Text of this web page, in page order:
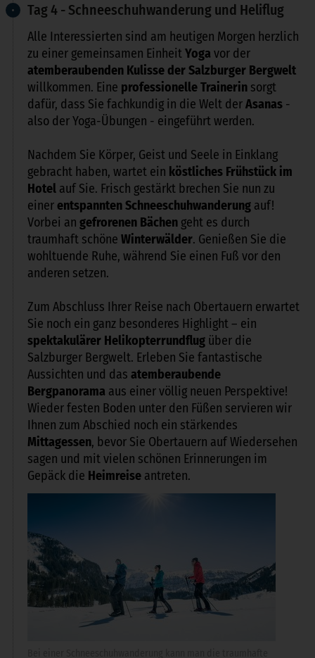
Tag 4 - Schneeschuhwanderung und Heliflug
Alle Interessierten sind am heutigen Morgen herzlich
zu einer gemeinsamen EinheitYoga vor der
atemberaubenden Kulisse der Salzburger Bergwelt
willkommen. Eine professionelle Trainerin sorgt
dafür, dass Sie fachkundig in die Welt derAsanas -
also der Yoga-Übungen - eingeführt werden.
Nachdem Sie Körper, Geist und Seele in Einklang
gebracht haben, wartet ein köstliches Frühstück im
Hotel auf Sie. Frisch gestärkt brechen Sie nun zu
einer entspanntenSchneeschuhwanderung auf!
Vorbei an gefrorenen Bächen geht es durch
traumhaft schöne Winterwälder. Genießen Sie die
wohltuende Ruhe, während Sie einen Fuß vor den
anderen setzen.
Zum Abschluss Ihrer Reise nach Obertauern erwartet
Sie noch ein ganz besonderes Highlight – ein
spektakulärer Helikopterrundflug über die
Salzburger Bergwelt. Erleben Sie fantastische
Aussichten und das atemberaubende
Bergpanorama aus einer völlig neuen Perspektive!
Wieder festen Boden unter den Füßen servieren wir
Ihnen zum Abschied noch ein stärkendes
Mittagessen, bevor Sie Obertauern auf Wiedersehen
sagen und mit vielen schönen Erinnerungen im
Gepäck die Heimreise antreten.